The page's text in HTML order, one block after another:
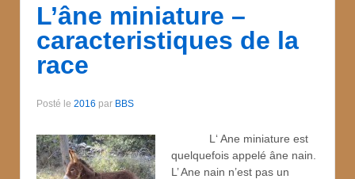
L’âne miniature –
caracteristiques de la
race
Posté le 2016 par BBS
L‘ Ane miniature est
quelquefois appelé âne nain.
L’ Ane nain n’est pas un